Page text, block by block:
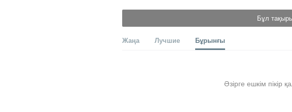
Бұл
Жаңа Лучшие Бұрынғы
Әзірге ешкім пікір